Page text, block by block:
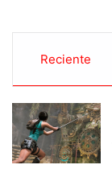
Reciente